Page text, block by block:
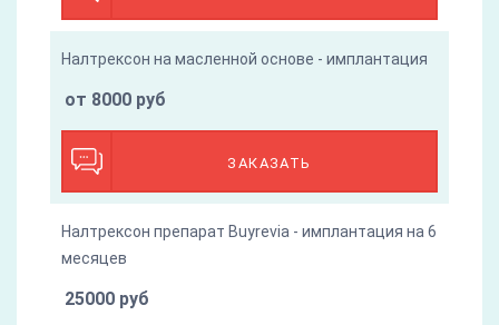
Налтрексон на масленной основе - имплантация
ЗАКАЗАТЬ
от 8000 руб
Налтрексон препарат Buyrevia - имплантация на 6
месяцев
25000 руб